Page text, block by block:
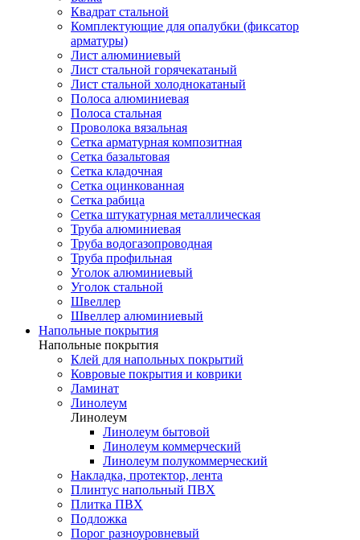
Квадрат стальной
Комплектующие для опалубки (фиксатор
арматуры)
Лист алюминиевый
Лист стальной горячекатаный
Лист стальной холоднокатаный
Полоса алюминиевая
Полоса стальная
Проволока вязальная
Сетка арматурная композитная
Сетка базальтовая
Сетка кладочная
Сетка оцинкованная
Сетка рабица
Сетка штукатурная металлическая
Труба алюминиевая
Труба водогазопроводная
Труба профильная
Уголок алюминиевый
Уголок стальной
Швеллер
Швеллер алюминиевый
Напольные покрытия
Напольные покрытия
Клей для напольных покрытий
Ковровые покрытия и коврики
Ламинат
Линолеум
Линолеум
Линолеум бытовой
Линолеум коммерческий
Линолеум полукоммерческий
Накладка, протектор, лента
Плинтус напольный ПВХ
Плитка ПВХ
Подложка
Порог разноуровневый